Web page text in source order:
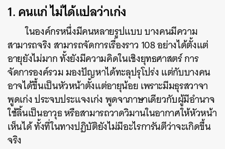
1. คนแก่ ไม่ได้แปลว่าเก่ง
ในองค์กรหนึ่งมีคนหลายรูปแบบ บางคนมีความ
สามารถจริง สามารถจัดการเรื่องราว 108 อย่างได้ตั้งแต่
อายุยังไม่มาก ทั้งยังมีความคิดในเชิงยุทธศาสตร์ การ
จัดการองค์รวม มองปัญหาได้ทะลุปรุโปร่ง แต่กับบางคน
อาจได้ขึ้นเป็นหัวหน้าตั้งแต่อายุน้อย เพราะมีมธุรสวาจา
พูดเก่ง ประจบประแจงเก่ง พูดจาภาษาเดียวกับผู้มีอำนาจ
ใช้ลิ้นเป็นอาวุธ หรือสามารถวาดวิมานในอากาศให้หัวหน้า
เห็นได้ ทั้งที่ในทางปฏิบัติยังไม่มีอะไรการันตีว่าจะเกิดขึ้น
จริง